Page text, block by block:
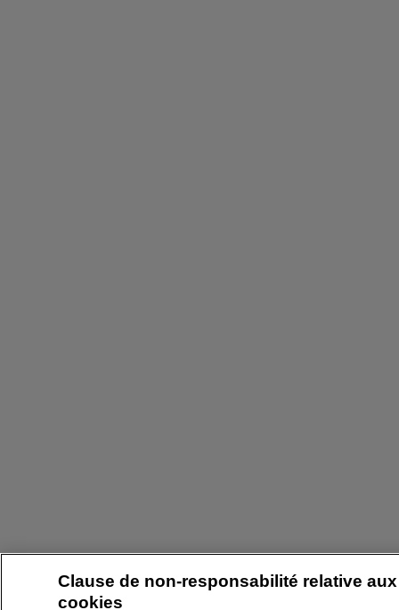
Clause de non-responsabilité relative aux
cookies